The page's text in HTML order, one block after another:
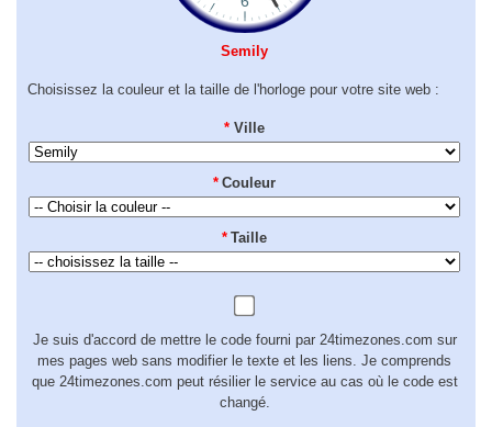
Semily
Choisissez la couleur et la taille de l'horloge pour votre site web :
* Ville
* Couleur
* Taille
Je suis d'accord de mettre le code fourni par 24timezones.com sur
mes pages web sans modifier le texte et les liens. Je comprends
que 24timezones.com peut résilier le service au cas où le code est
changé.